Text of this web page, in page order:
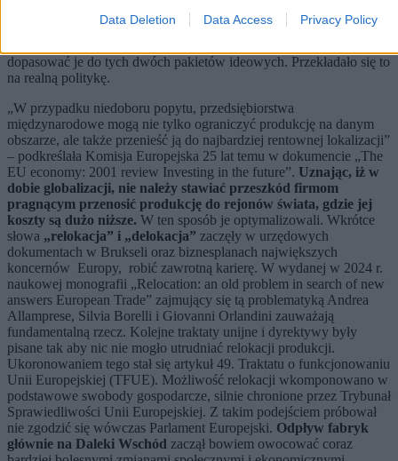
Data Deletion Data Access Privacy Policy
Podobnie rzecz się miała z bezkrytycznym podejściem do ekonomii
neoliberalnej, jako jedynie słusznej. Zatem fundamenty Unii
dopasować je do tych dwóch pakietów ideowych. Przekładało się to
na realną politykę.
„W przypadku niedoboru popytu, przedsiębiorstwa
międzynarodowe mogą nie tylko ograniczyć produkcję na danym
obszarze, ale także przenieść ją do najbardziej rentownej lokalizacji”
– podkreślała Komisja Europejska 25 lat temu w dokumencie „The
EU economy: 2001 review Investing in the future”. Uznając, iż w
dobie globalizacji, nie należy stawiać przeszkód firmom
pragnącym przenosić produkcję do rejonów świata, gdzie jej
koszty są dużo niższe. W ten sposób je optymalizowali. Wkrótce
słowa „relokacja” i „delokacja” zaczęły w urzędowych
dokumentach w Brukseli oraz biznesplanach największych
koncernów Europy, robić zawrotną karierę. W wydanej w 2024 r.
naukowej monografii „Relocation: an old problem in search of new
answers European Trade” zajmujący się tą problematyką Andrea
Allamprese, Silvia Borelli i Giovanni Orlandini zauważają
fundamentalną rzecz. Kolejne traktaty unijne i dyrektywy były
pisane tak aby nic nie mogło utrudniać relokacji produkcji.
Ukoronowaniem tego stał się artykuł 49. Traktatu o funkcjonowaniu
Unii Europejskiej (TFUE). Możliwość relokacji wkomponowano w
podstawowe swobody gospodarcze, silnie chronione przez Trybunał
Sprawiedliwości Unii Europejskiej. Z takim podejściem próbował
nie zgodzić się wówczas Parlament Europejski. Odpływ fabryk
głównie na Daleki Wschód zaczął bowiem owocować coraz